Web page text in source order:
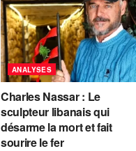
ANALYSES
Charles Nassar : Le
sculpteur libanais qui
désarme la mort et fait
sourire le fer